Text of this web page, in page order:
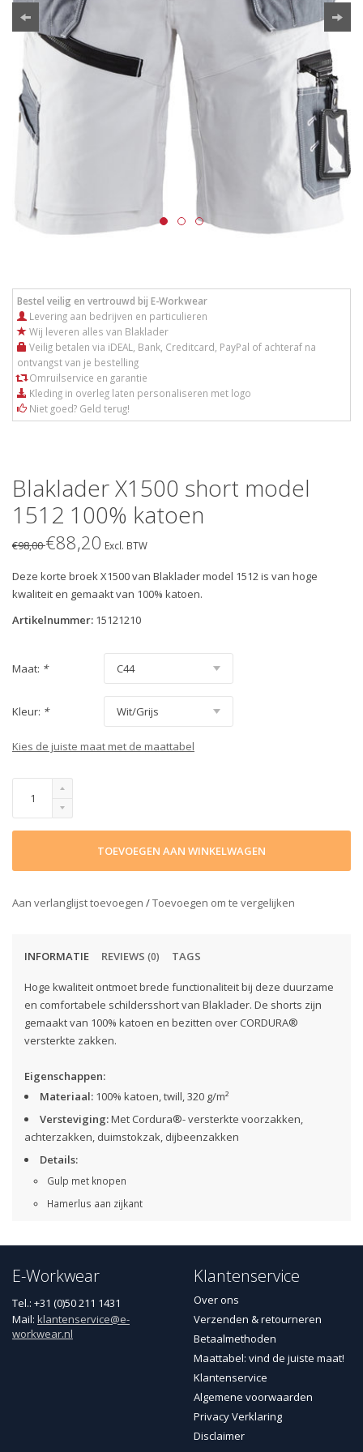
Bestel veilig en vertrouwd bij E-Workwear
Levering aan bedrijven en particulieren
Wij leveren alles van Blaklader
Veilig betalen via iDEAL, Bank, Creditcard, PayPal of achteraf na
ontvangst van je bestelling
Omruilservice en garantie
Kleding in overleg laten personaliseren met logo
Niet goed? Geld terug!
Blaklader X1500 short model
1512 100% katoen
€98,00€88,20 Excl. BTW
Deze korte broek X1500 van Blaklader model 1512 is van hoge
kwaliteit en gemaakt van 100% katoen.
Artikelnummer: 15121210
Maat: *
Kleur: *
Kies de juiste maat met de maattabel
TOEVOEGEN AAN WINKELWAGEN
Aan verlanglijst toevoegen /Toevoegen om te vergelijken
INFORMATIE REVIEWS (0) TAGS
Hoge kwaliteit ontmoet brede functionaliteit bij deze duurzame
en comfortabele schildersshort van Blaklader. De shorts zijn
gemaakt van 100% katoen en bezitten over CORDURA®
versterkte zakken.
Eigenschappen:
Materiaal: 100% katoen, twill, 320 g/m²
Versteviging:Met Cordura®- versterkte voorzakken,
achterzakken, duimstokzak, dijbeenzakken
Details:
Gulp met knopen
Hamerlus aan zijkant
Metalen knopen
ID-kaartzak, afsluitbaar
Zakken:
Achterzakken met plooi
Beenzak met dubbel vak, voorzien van pennenzak en
telefoonzak in waterafstotend materiaal
Beenzak speciaal gemaakt voor plamuurmes en borstel
E-Workwear
Tel.: +31 (0)50 211 1431
Mail: klantenservice@e-
workwear.nl
Klantenservice
Over ons
Verzenden & retourneren
Betaalmethoden
Maattabel: vind de juiste maat!
Klantenservice
Algemene voorwaarden
Privacy Verklaring
Disclaimer